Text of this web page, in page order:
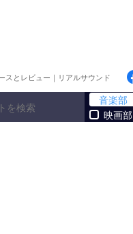
スとレビュー｜リアルサウンド
音楽部
映画部